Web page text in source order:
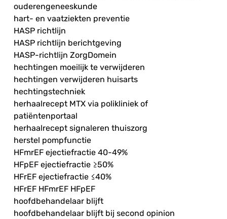
ouderengeneeskunde
hart- en vaatziekten preventie
HASP richtlijn
HASP richtlijn berichtgeving
HASP-richtlijn ZorgDomein
hechtingen moeilijk te verwijderen
hechtingen verwijderen huisarts
hechtingstechniek
herhaalrecept MTX via polikliniek of
patiëntenportaal
herhaalrecept signaleren thuiszorg
herstel pompfunctie
HFmrEF ejectiefractie 40-49%
HFpEF ejectiefractie ≥50%
HFrEF ejectiefractie ≤40%
HFrEF HFmrEF HFpEF
hoofdbehandelaar blijft
hoofdbehandelaar blijft bij second opinion